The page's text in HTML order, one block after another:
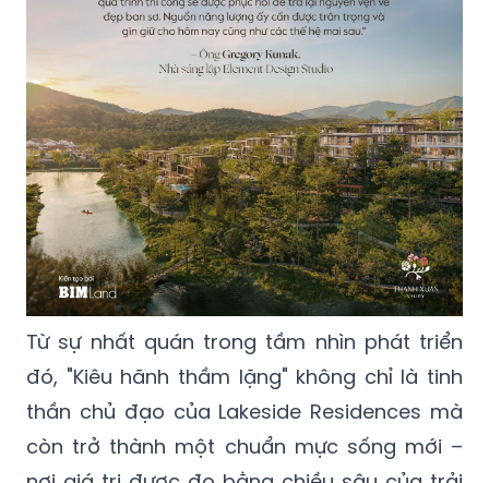
Từ sự nhất quán trong tầm nhìn phát triển
đó, "Kiêu hãnh thầm lặng" không chỉ là tinh
thần chủ đạo của Lakeside Residences mà
còn trở thành một chuẩn mực sống mới –